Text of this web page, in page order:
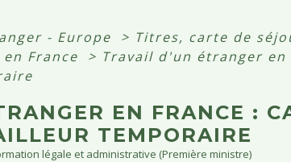
- Europe > Titres, carte de
France
> Travail d'un étranger
EN FRANCE :
TEMPORAIRE
légale et administrative (Première ministre)